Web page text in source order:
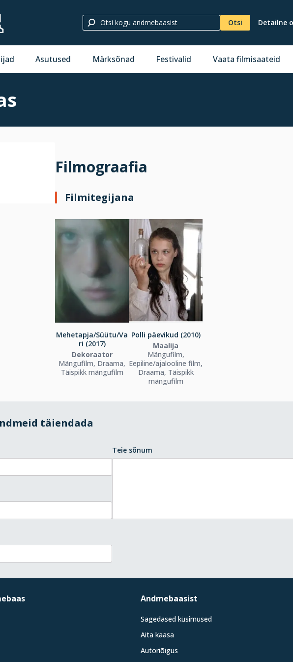
Otsi Detailne
Asutused Märksõnad Festivalid Vaata filmisaateid
Filmograafia
Filmitegijana
Mehetapja/Süütu/Va
ri (2017)
Dekoraator
Mängufilm, Draama,
Täispikk mängufilm
Polli päevikud (2010)
Maalija
Mängufilm,
Eepiline/ajalooline film,
Draama, Täispikk
mängufilm
täiendada
Teie sõnum
Andmebaasist
Sagedased küsimused
Aita kaasa
Autoriõigus